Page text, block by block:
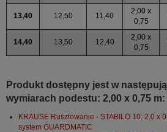
13,40 12,50 11,40
2,00 x
0,75
14,40 13,50 12,40
2,00 x
0,75
Produkt dostępny jest w
wymiarach podestu: 2,00 x 0,75 m:
KRAUSE Rusztowanie - STABILO 10; 2,0 x
system GUARDMATIC